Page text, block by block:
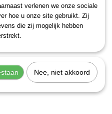
verlenen we onze sociale
hoe u onze site gebruikt. Zij
die zij mogelijk hebben
Nee, niet akkoord